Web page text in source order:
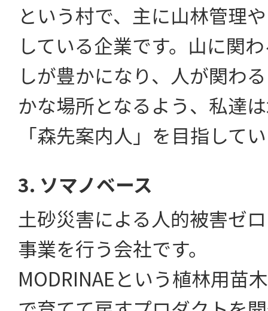
という村で、主に山林管理
している企業です。山に関
しが豊かになり、人が関わ
かな場所となるよう、私達
「森先案内人」を目指して
3. ソマノベース
土砂災害による人的被害ゼ
事業を行う会社です。
MODRINAEという植林用苗